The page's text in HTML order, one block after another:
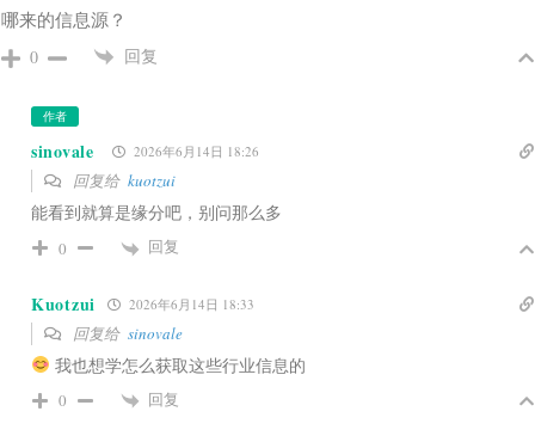
哪来的信息源？
0 回复
作者
sinovale 2026年6月14日 18:26
回复给 kuotzui
能看到就算是缘分吧，别问那么多
0 回复
Kuotzui 2026年6月14日 18:33
回复给 sinovale
我也想学怎么获取这些行业信息的
0 回复